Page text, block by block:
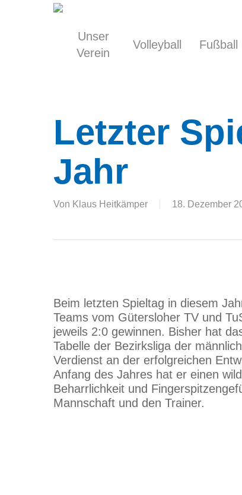
Unser
Verein
Volleyball Fußball
Letzter
Jahr
Von Klaus Heitkämper 18. Dezember
Beim letzten Spieltag in diesem
Teams vom Gütersloher TV und
jeweils 2:0 gewinnen. Bisher hat
Tabelle der Bezirksliga der
Verdienst an der erfolgreichen
Anfang des Jahres hat er einen
Beharrlichkeit und
Mannschaft und den Trainer.